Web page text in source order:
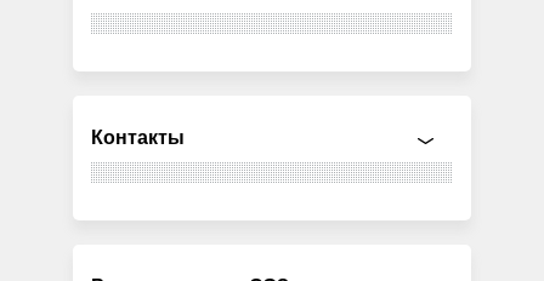
Контакты